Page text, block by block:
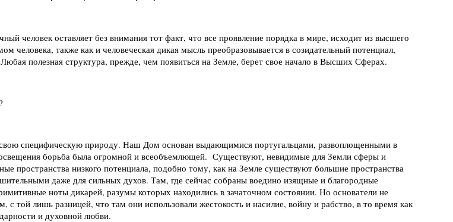
человек оставляет без внимания тот факт, что все проявление порядка в мире, исходит из высшего
человека, также как и человеческая дикая мысль преобразовывается в созидательный потенциал,
полезная структура, прежде, чем появиться на Земле, берет свое начало в Высших Сферах.
специфическую природу. Наш Дом основан выдающимися португальцами, развоплощенными в
борьба была огромной и всеобъемлющей. Существуют, невидимые для Земли сферы и
пространства низкого потенциала, подобно тому, как на Земле существуют большие пространства
даже для сильных духов. Там, где сейчас собраны воедино изящные и благородные
ноты дикарей, разумы которых находились в зачаточном состоянии. Но основатели не
той лишь разницей, что там они использовали жестокость и насилие, войну и рабство, в то время как
и духовной любви.